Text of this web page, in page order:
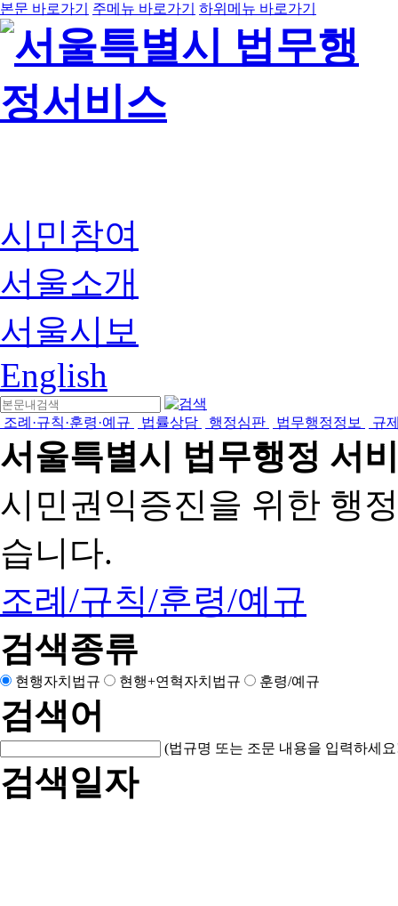
본문 바로가기 주메뉴 바로가기 하위메뉴 바로가기
시민참여
서울소개
서울시보
English
조례·규칙·훈령·예규 법률상담 행정심판 법무행정정보 규
서울특별시 법무행정 서
시민권익증진을 위한 행
습니다.
조례/규칙/훈령/예규
검색종류
현행자치법규 현행+연혁자치법규 훈령/예규
검색어
(법규명 또는 조문 내용을 입력하세
검색일자